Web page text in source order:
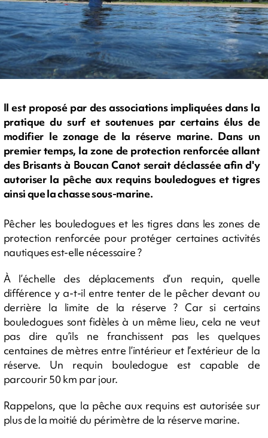
Il est proposé par des associations impliquées dans la
pratique du surf et soutenues par certains élus de
modifier le zonage de la réserve marine. Dans un
premier temps, la zone de protection renforcée allant
des Brisants à Boucan Canot serait déclassée afin d'y
autoriser la pêche aux requins bouledogues et tigres
ainsi que la chasse sous-marine.
Pêcher les bouledogues et les tigres dans les zones de
protection renforcée pour protéger certaines activités
nautiques est-elle nécessaire ?
À l’échelle des déplacements d’un requin, quelle
différence y a-t-il entre tenter de le pêcher devant ou
derrière la limite de la réserve ? Car si certains
bouledogues sont fidèles à un même lieu, cela ne veut
pas dire qu’ils ne franchissent pas les quelques
centaines de mètres entre l’intérieur et l’extérieur de la
réserve. Un requin bouledogue est capable de
parcourir 50 km par jour.
Rappelons, que la pêche aux requins est autorisée sur
plus de la moitié du périmètre de la réserve marine.